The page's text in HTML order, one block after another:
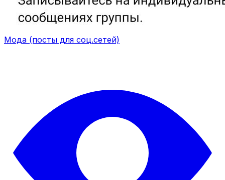
Мода (посты для соц.сетей)